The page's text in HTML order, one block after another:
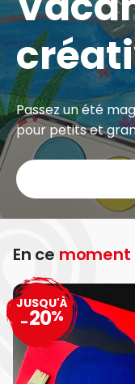
Passez un été
pour petits et
En ce moment
JUSQU'À
-20%